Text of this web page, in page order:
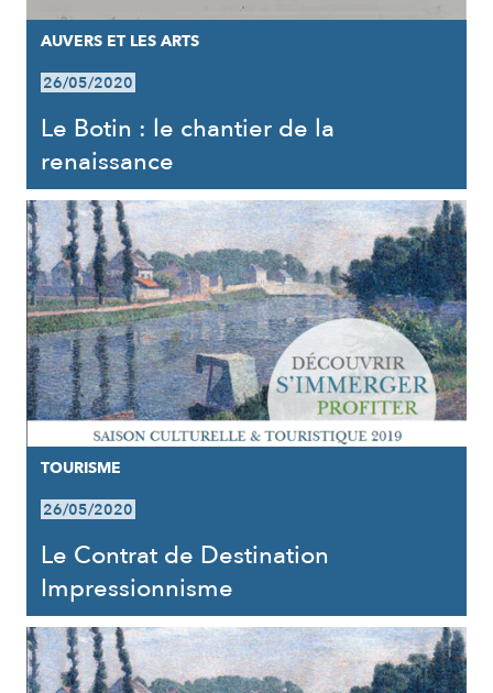
AUVERS ET LES ARTS
26/05/2020
Le Botin : le chantier de la
renaissance
TOURISME
26/05/2020
Le Contrat de Destination
Impressionnisme